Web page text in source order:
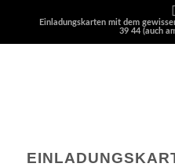
Einladungskarten mit dem
39 44 (auch